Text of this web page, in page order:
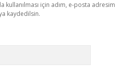
kullanılması için adım, e-posta adresim
kaydedilsin.